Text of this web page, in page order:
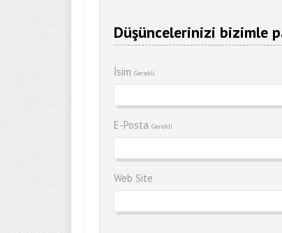
Düşüncelerinizi bizimle
İsim Gerekli
E-Posta Gerekli
Web Site